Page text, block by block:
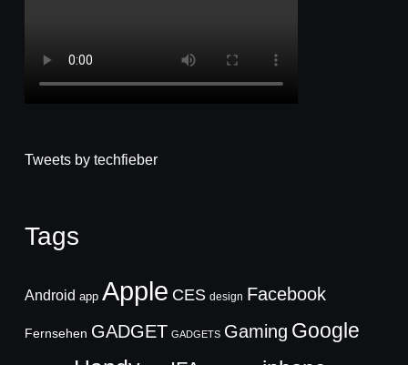
Tweets by techfieber
Tags
Android app Apple CES design Facebook
Fernsehen GADGET GADGETS Gaming Google